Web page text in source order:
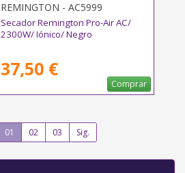
REMINGTON - AC5999
Secador Remington Pro-Air AC/
2300W/ Iónico/ Negro
37,50 €
Comprar
01 02 03 Sig.